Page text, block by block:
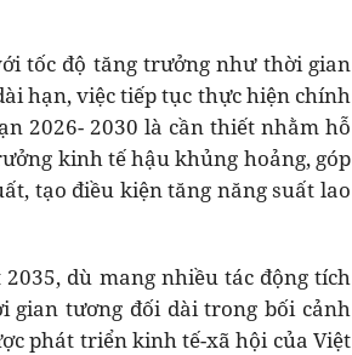
tốc độ tăng trưởng như thời gian
hạn, việc tiếp tục thực hiện chính
2026- 2030 là cần thiết nhằm hỗ
kinh tế hậu khủng hoảng, góp
tạo điều kiện tăng năng suất lao
dù mang nhiều tác động tích
gian tương đối dài trong bối cảnh
phát triển kinh tế-xã hội của Việt